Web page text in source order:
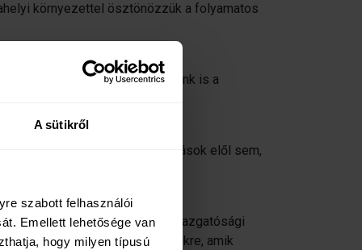
A sütikről
szabott felhasználói
Emellett lehetősége van
hogy milyen típusú
környezettel ösztönözzük a folyamatos
beszélünk, hanem teszünk is a
Nem zárkózunk el a kihívások elől sem,
a vállalat minden dolgozója, igazgatósági
hétköznapi tevékenységekre, amik